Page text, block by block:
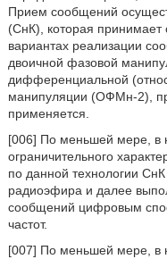
Прием сообщений
(СнК), которая принимает
вариантах реализации
двоичной фазовой
дифференциальной
манипуляции (ОФМн-2),
применяется.
[006] По меньшей мере, в
ограничительного
по данной технологии
радиоэфира и далее
сообщений цифровым
частот.
[007] По меньшей мере, в